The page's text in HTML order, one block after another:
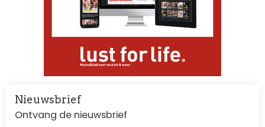
Nieuwsbrief
Ontvang de nieuwsbrief